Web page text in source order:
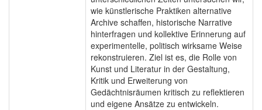
wie künstlerische Praktiken alternative
Archive schaffen, historische Narrative
hinterfragen und kollektive Erinnerung auf
experimentelle, politisch wirksame Weise
rekonstruieren. Ziel ist es, die Rolle von
Kunst und Literatur in der Gestaltung,
Kritik und Erweiterung von
Gedächtnisräumen kritisch zu reflektieren
und eigene Ansätze zu entwickeln.